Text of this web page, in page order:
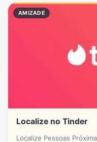
AMIZADE
Localize no Tinder
Localize Pessoas